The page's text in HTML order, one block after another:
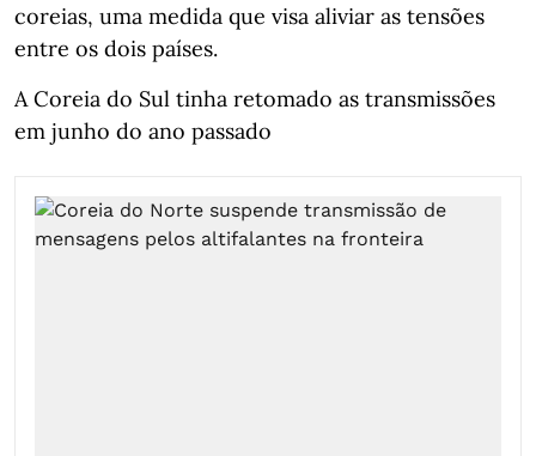
coreias, uma medida que visa aliviar as tensões
entre os dois países.
A Coreia do Sul tinha retomado as transmissões
em junho do ano passado